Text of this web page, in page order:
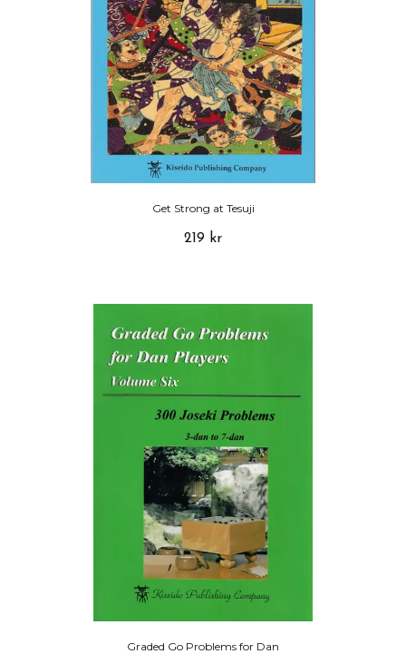
Get Strong at Tesuji
219 kr
Graded Go Problems for Dan